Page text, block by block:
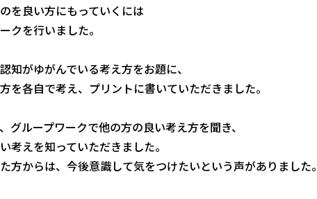
を良い方にもっていくには
クを行いました。
知がゆがんでいる考え方をお題に、
を各自で考え、プリントに書いていただきました。
グループワークで他の方の良い考え方を聞き、
考えを知っていただきました。
方からは、今後意識して気をつけたいという声がありました。